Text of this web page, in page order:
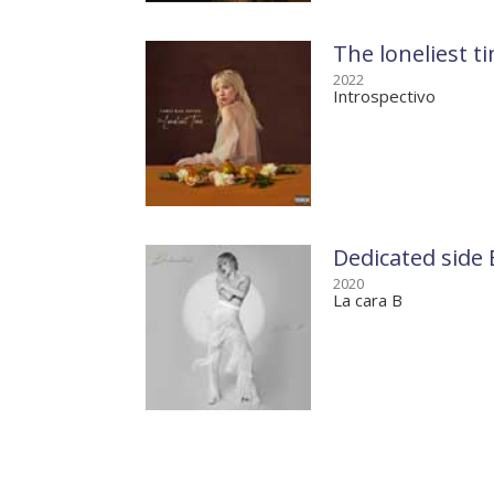
The loneliest
2022
Introspectivo
Dedicated side
2020
La cara B